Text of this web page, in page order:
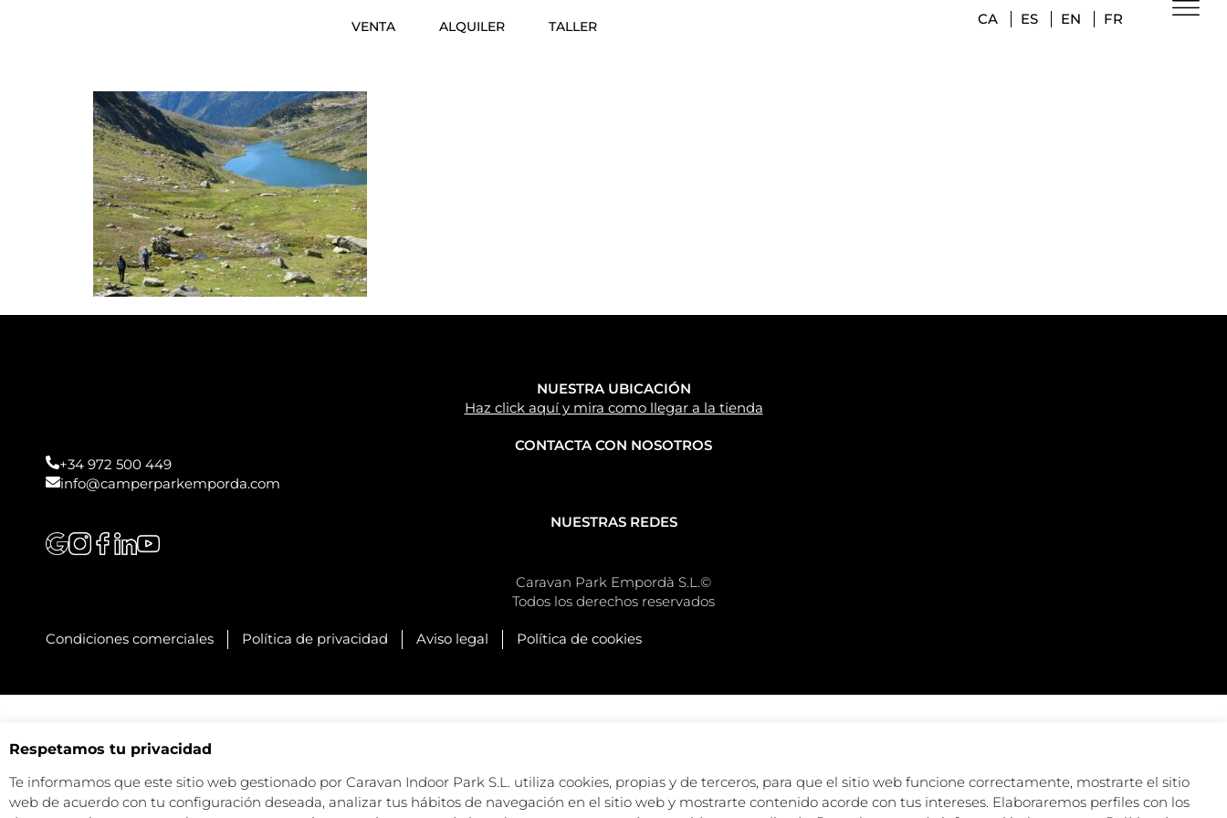
VENTA ALQUILER TALLER CA ES EN FR
NUESTRA UBICACIÓN
Haz click aquí y mira como llegar a la tienda
CONTACTA CON NOSOTROS
+34 972 500 449
info@camperparkemporda.com
NUESTRAS REDES
Caravan Park Empordà S.L.©
Todos los derechos reservados
Condiciones comerciales Política de privacidad Aviso legal Política de cookies
Respetamos tu privacidad
Te informamos que este sitio web gestionado por Caravan Indoor Park S.L. utiliza cookies, propias y de terceros, para que el sitio web funcione correctamente, mostrarte el sitio
web de acuerdo con tu configuración deseada, analizar tus hábitos de navegación en el sitio web y mostrarte contenido acorde con tus intereses. Elaboraremos perfiles con los